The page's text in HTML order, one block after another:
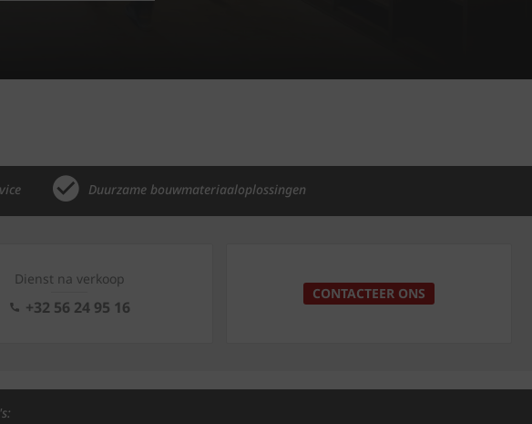
Duurzame bouwmateriaaloplossingen
Dienst na verkoop
+32 56 24 95 16
CONTACTEER ONS